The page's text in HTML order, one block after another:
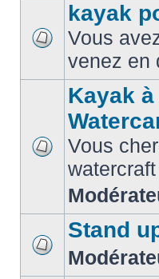
kayak
Vous
venez en
Kayak
Vous
Stand